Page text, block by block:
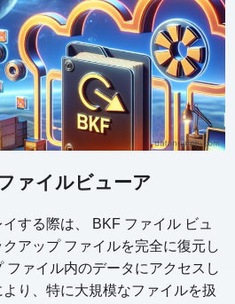
ァイルビューア
する際は、 BKF ファイル ビュ
アップ ファイルを完全に復元し
ファイル内のデータにアクセスし
り、特に大規模なファイルを扱